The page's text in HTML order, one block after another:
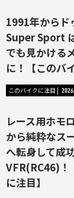
1991年からド
Super Sport
でも見かける
に！【このバ
このバイクに注目
レース用ホモ
から純粋なス
へ転身して成
VFR(RC46)！
に注目】